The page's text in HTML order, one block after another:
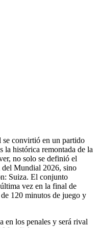
convirtió en un partido
la histórica remontada de la
no solo se definió el
Mundial 2026, sino
Suiza. El conjunto
vez en la final de
120 minutos de juego y